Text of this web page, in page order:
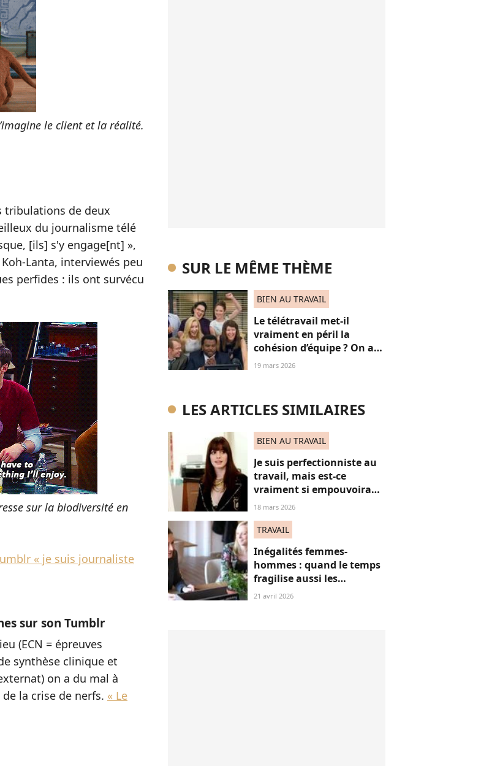
le client et la réalité.
tribulations de deux
du journalisme télé
[ils] s'y engage[nt] »,
Lanta, interviewés peu
perfides : ils ont survécu
sur la biodiversité en
« je suis journaliste
sur son Tumblr
(ECN = épreuves
synthèse clinique et
on a du mal à
la crise de nerfs. « Le
SUR LE MÊME THÈME
BIEN AU TRAVAIL
Le télétravail met-il
vraiment en péril la
cohésion d’équipe ? On a
résolu cette vaste
19 mars 2026
LES ARTICLES SIMILAIRES
BIEN AU TRAVAIL
Je suis perfectionniste au
travail, mais est-ce
vraiment si empouvoirant
?
18 mars 2026
TRAVAIL
Inégalités femmes-
hommes : quand le temps
fragilise aussi les
trajectoires financières
21 avril 2026